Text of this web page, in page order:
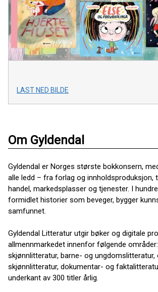
LAST NED BILDE
Om Gyldendal
Gyldendal er Norges største bokkonsern,
alle ledd – fra forlag og innholdsproduksjon,
handel, markedsplasser og tjenester. I
formidlet historier som beveger, bygger
samfunnet.
Gyldendal Litteratur utgir bøker og digitale
allmennmarkedet innenfor følgende
skjønnlitteratur, barne- og ungdomslitteratur,
skjønnlitteratur, dokumentar- og
underkant av 300 titler årlig.